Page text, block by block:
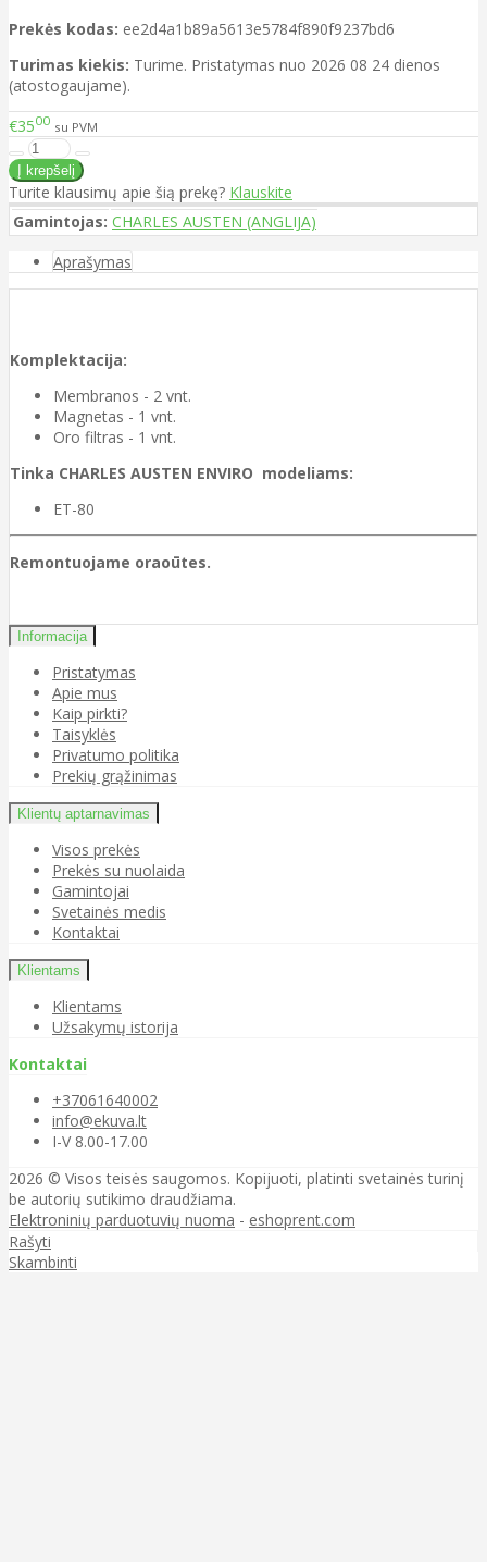
Prekės kodas: ee2d4a1b89a5613e5784f890f9237bd6
Turimas kiekis: Turime. Pristatymas nuo 2026 08 24 dienos
(atostogaujame).
€3500 su PVM
Turite klausimų apie šią prekę? Klauskite
Gamintojas: CHARLES AUSTEN (ANGLIJA)
Aprašymas
Komplektacija:
Membranos - 2 vnt.
Magnetas - 1 vnt.
Oro filtras - 1 vnt.
Tinka CHARLES AUSTEN ENVIRO modeliams:
ET-80
Remontuojame oraoūtes.
Informacija
Pristatymas
Apie mus
Kaip pirkti?
Taisyklės
Privatumo politika
Prekių grąžinimas
Klientų aptarnavimas
Visos prekės
Prekės su nuolaida
Gamintojai
Svetainės medis
Kontaktai
Klientams
Klientams
Užsakymų istorija
Kontaktai
+37061640002
info@ekuva.lt
I-V 8.00-17.00
2026 © Visos teisės saugomos. Kopijuoti, platinti svetainės turinį
be autorių sutikimo draudžiama.
Elektroninių parduotuvių nuoma - eshoprent.com
Rašyti
Skambinti